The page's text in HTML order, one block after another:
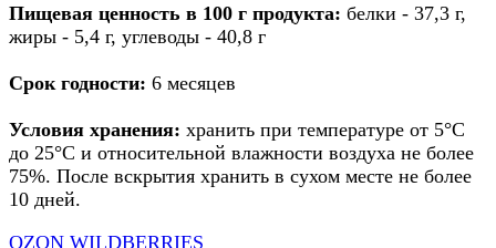
Пищевая ценность в 100 г продукта: белки - 37,3 г,
жиры - 5,4 г, углеводы - 40,8 г
Срок годности: 6 месяцев
Условия хранения: хранить при температуре от 5°С
до 25°С и относительной влажности воздуха не более
75%. После вскрытия хранить в сухом месте не более
10 дней.
OZON WILDBERRIES